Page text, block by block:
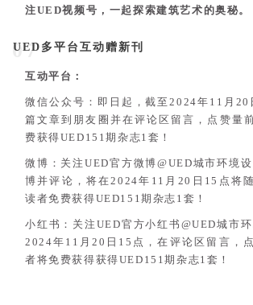
注UED视频号，一起探索建筑艺术的奥秘。
07
UED多平台互动赠新刊
互动平台：
微信公众号：即日起，截至2024年11月20
篇文章到朋友圈并在评论区留言，点赞量
费获得UED151期杂志1套！
微博：关注UED官方微博@UED城市环境
博并评论，将在2024年11月20日15点将
读者免费获得UED151期杂志1套！
小红书：关注UED官方小红书@UED城市
2024年11月20日15点，在评论区留言，
者将免费获得获得UED151期杂志1套！